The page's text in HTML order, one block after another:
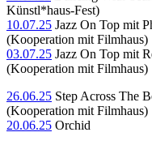
Künstl*haus-Fest)
10.07.25 Jazz On Top mit
(Kooperation mit Filmhaus)
03.07.25 Jazz On Top mit
(Kooperation mit Filmhaus)
26.06.25 Step Across The
(Kooperation mit Filmhaus)
20.06.25 Orchid